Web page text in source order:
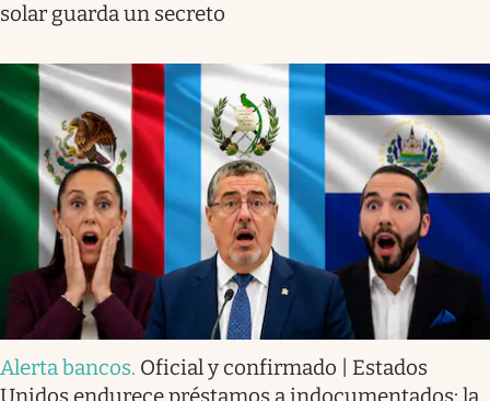
solar guarda un secreto
Alerta bancos. Oficial y confirmado | Estados
Unidos endurece préstamos a indocumentados: la